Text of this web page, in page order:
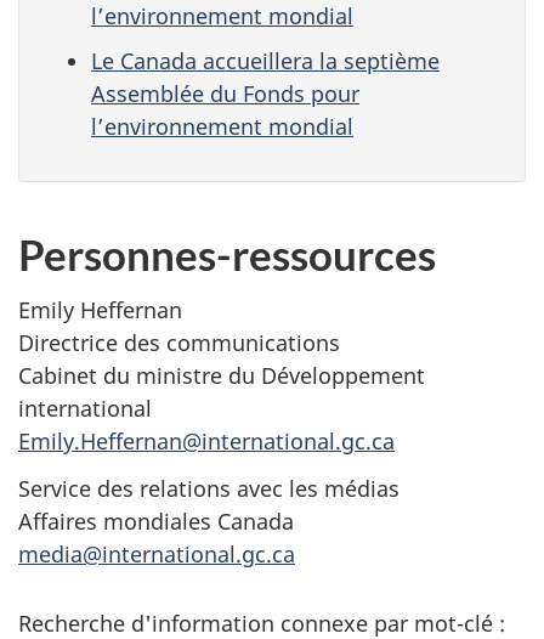
l’environnement mondial
Le Canada accueillera la septième
Assemblée du Fonds pour
l’environnement mondial
Personnes-ressources
Emily Heffernan
Directrice des communications
Cabinet du ministre du Développement
international
Emily.Heffernan@international.gc.ca
Service des relations avec les médias
Affaires mondiales Canada
media@international.gc.ca
Recherche d'information connexe par mot-clé :